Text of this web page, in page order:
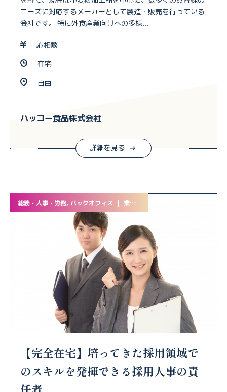
ニーズに対応するメーカーとして製造・販売を行っている
会社です。 特に外食産業向けへの多様...
応相談
在宅
自由
ハッコー食品株式会社
詳細を見る
総務・人事・労務, バックオフィス | 業務委託
【完全在宅】培ってきた採用領域で
のスキルを発揮できる採用人事の責